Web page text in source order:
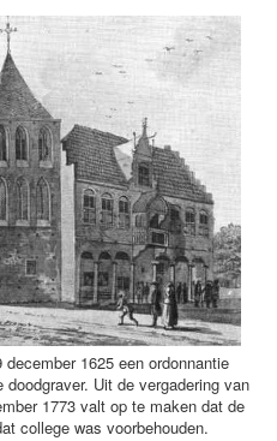
1625 een ordonnantie
Uit de vergadering van
1773 valt op te maken dat de
college was voorbehouden.